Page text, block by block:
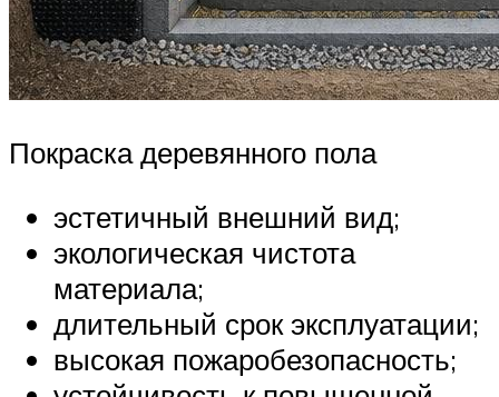
Покраска деревянного пола
эстетичный внешний вид;
экологическая чистота
материала;
длительный срок эксплуатации;
высокая пожаробезопасность;